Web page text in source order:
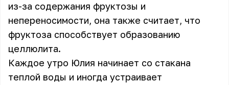
из-за содержания фруктозы и
непереносимости, она также считает, что
фруктоза способствует образованию
целлюлита.
Каждое утро Юлия начинает со стакана
теплой воды и иногда устраивает